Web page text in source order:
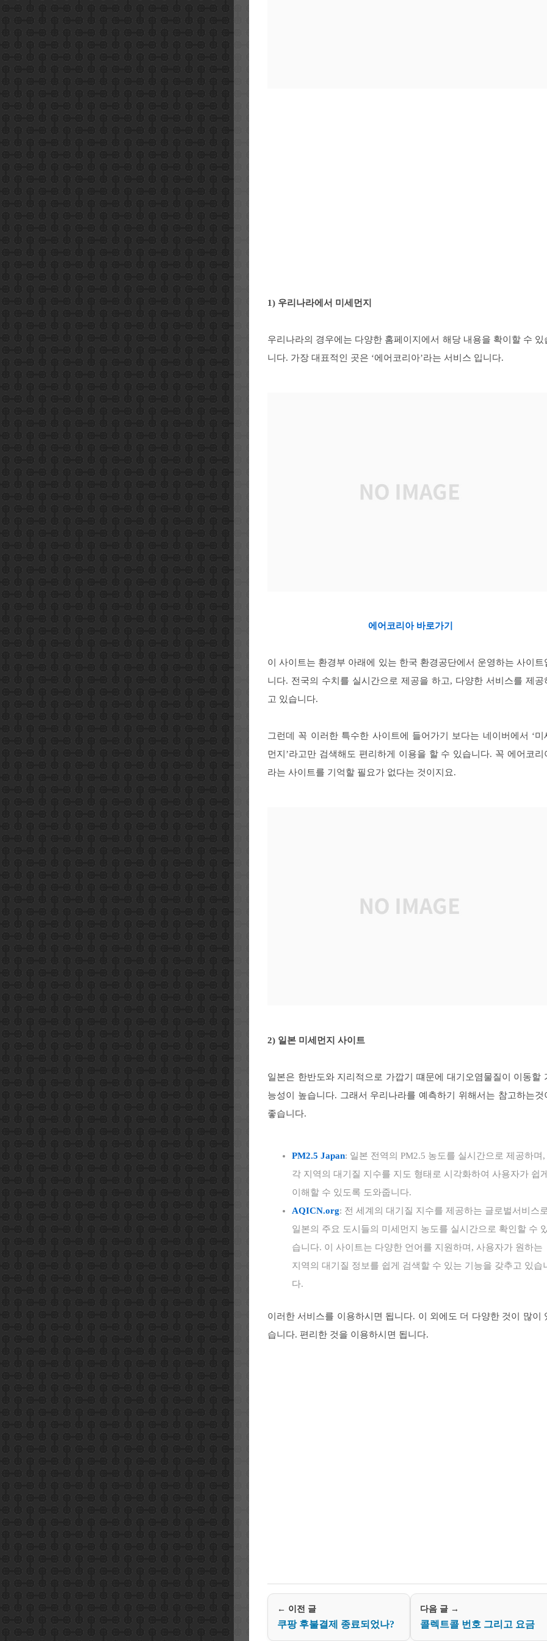
1) 우리나라에서 미세먼지
우리나라의 경우에는 다양한 홈페이지에서 해당 내용을 확이할 수 있
니다. 가장 대표적인 곳은 ‘에어코리아’라는 서비스 입니다.
에어코리아 바로가기
이 사이트는 환경부 아래에 있는 한국 환경공단에서 운영하는 사이트
니다. 전국의 수치를 실시간으로 제공을 하고, 다양한 서비스를 제공
고 있습니다.
그런데 꼭 이러한 특수한 사이트에 들어가기 보다는 네이버에서 ‘미
먼지’라고만 검색해도 편리하게 이용을 할 수 있습니다. 꼭 에어코리
라는 사이트를 기억할 필요가 없다는 것이지요.
2) 일본 미세먼지 사이트
일본은 한반도와 지리적으로 가깝기 떄문에 대기오염물질이 이동할
능성이 높습니다. 그래서 우리나라를 예측하기 위해서는 참고하는것
좋습니다.
PM2.5 Japan: 일본 전역의 PM2.5 농도를 실시간으로 제공하며,
각 지역의 대기질 지수를 지도 형태로 시각화하여 사용자가 쉽
이해할 수 있도록 도와줍니다.
AQICN.org: 전 세계의 대기질 지수를 제공하는 글로벌서비스
일본의 주요 도시들의 미세먼지 농도를 실시간으로 확인할 수
습니다. 이 사이트는 다양한 언어를 지원하며, 사용자가 원하는
지역의 대기질 정보를 쉽게 검색할 수 있는 기능을 갖추고 있습
다.
이러한 서비스를 이용하시면 됩니다. 이 외에도 더 다양한 것이 많이
습니다. 편리한 것을 이용하시면 됩니다.
← 이전 글
쿠팡 후불결제 종료되었나?
다음 글 →
콜렉트콜 번호 그리고 요금